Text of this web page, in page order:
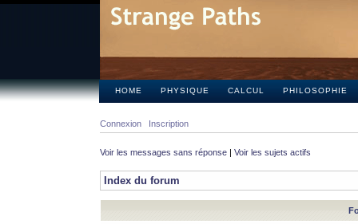
HOME PHYSIQUE CALCUL PHILOSOPHIE
Connexion Inscription
Voir les messages sans réponse | Voir les sujets actifs
Index du forum